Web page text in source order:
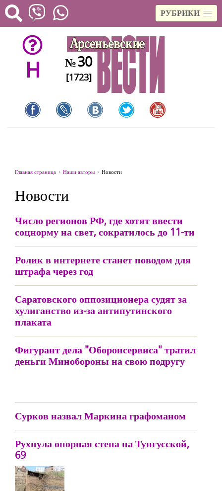
РУБРИКИ
H №30
[1723]
Главная страница Наши авторы Новости
Новости
Число регионов РФ, где хотят ввести
соцнорму на свет, сократилось до 11-ти
Ролик в интернете станет поводом для
штрафа через год
Саратовского оппозиционера судят за
хулиганство из-за антипутинского
плаката
Фигурант дела "Оборонсервиса" тратил
деньги Минобороны на свою подругу
Сурков назвал Маркина графоманом
Рухнула опорная стена на Тунгусской,
69